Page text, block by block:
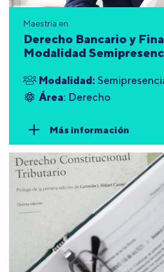
Maestría en
Derecho Bancario y
Modalidad
Modalidad:
Área: Derecho
Más información